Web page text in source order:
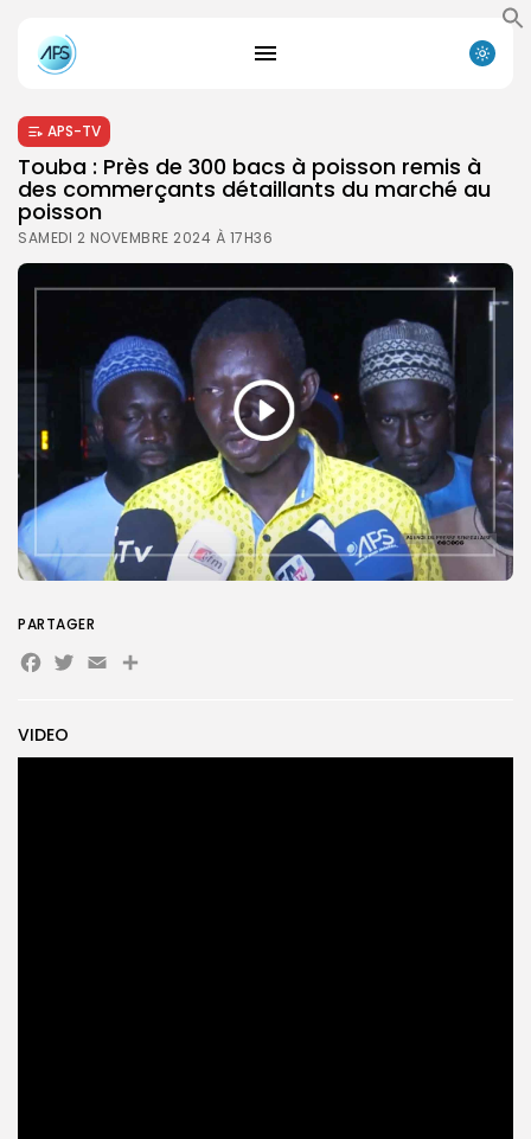
for:
FR
APS-TV
Touba : Près de 300 bacs à poisson remis à
des commerçants détaillants du marché au
poisson
SAMEDI 2 NOVEMBRE 2024 À 17H36
VIDEO
PARTAGER
Facebook
Twitter
EmailPartager